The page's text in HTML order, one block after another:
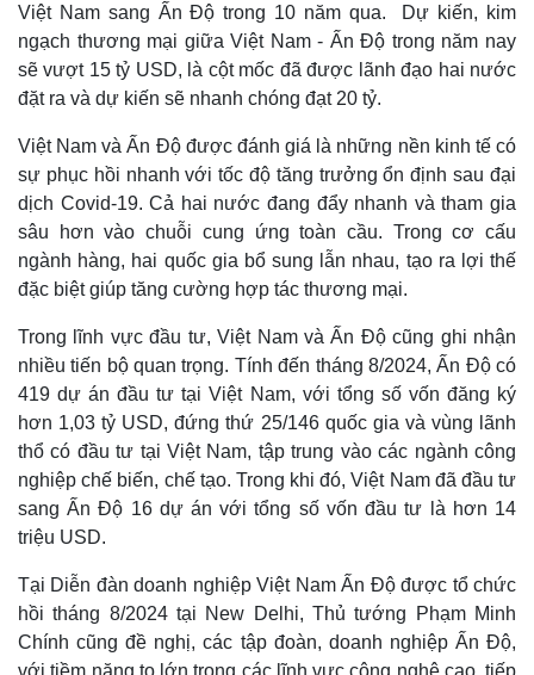
Kinh tế
Bất động sản
Khởi nghiệp
Thị trường
Giá vàng
Tiêu dùng
Tỷ giá
Giá cà phê
Việt Nam sang Ấn Độ trong 10 năm qua. Dự kiến, kim
ngạch thương mại giữa Việt Nam - Ấn Độ trong năm nay
sẽ vượt 15 tỷ USD, là cột mốc đã được lãnh đạo hai nước
đặt ra và dự kiến sẽ nhanh chóng đạt 20 tỷ.
Việt Nam và Ấn Độ được đánh giá là những nền kinh tế có
sự phục hồi nhanh với tốc độ tăng trưởng ổn định sau đại
dịch Covid-19. Cả hai nước đang đẩy nhanh và tham gia
sâu hơn vào chuỗi cung ứng toàn cầu. Trong cơ cấu
ngành hàng, hai quốc gia bổ sung lẫn nhau, tạo ra lợi thế
đặc biệt giúp tăng cường hợp tác thương mại.
Trong lĩnh vực đầu tư, Việt Nam và Ấn Độ cũng ghi nhận
nhiều tiến bộ quan trọng. Tính đến tháng 8/2024, Ấn Độ có
419 dự án đầu tư tại Việt Nam, với tổng số vốn đăng ký
hơn 1,03 tỷ USD, đứng thứ 25/146 quốc gia và vùng lãnh
thổ có đầu tư tại Việt Nam, tập trung vào các ngành công
nghiệp chế biến, chế tạo. Trong khi đó, Việt Nam đã đầu tư
sang Ấn Độ 16 dự án với tổng số vốn đầu tư là hơn 14
triệu USD.
Tại Diễn đàn doanh nghiệp Việt Nam Ấn Độ được tổ chức
hồi tháng 8/2024 tại New Delhi, Thủ tướng Phạm Minh
Chính cũng đề nghị, các tập đoàn, doanh nghiệp Ấn Độ,
với tiềm năng to lớn trong các lĩnh vực công nghệ cao, tiếp